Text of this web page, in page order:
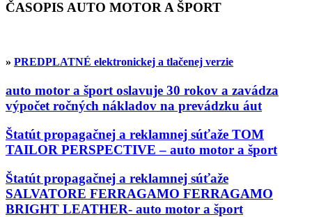
ČASOPIS AUTO MOTOR A ŠPORT
» PREDPLATNÉ elektronickej a tlačenej verzie
auto motor a šport oslavuje 30 rokov a zavádza
výpočet ročných nákladov na prevádzku áut
Štatút propagačnej a reklamnej súťaže TOM
TAILOR PERSPECTIVE – auto motor a šport
Štatút propagačnej a reklamnej súťaže
SALVATORE FERRAGAMO FERRAGAMO
BRIGHT LEATHER- auto motor a šport